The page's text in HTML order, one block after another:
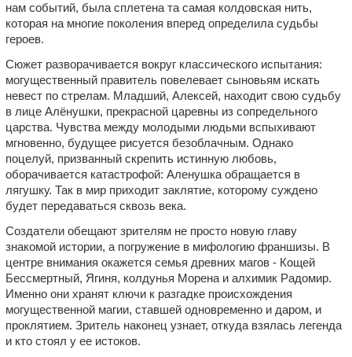
нам событий, была сплетена та самая колдовская нить,
которая на многие поколения вперед определила судьбы
героев.
Сюжет разворачивается вокруг классического испытания:
могущественный правитель повелевает сыновьям искать
невест по стрелам. Младший, Алексей, находит свою судьбу
в лице Алёнушки, прекрасной царевны из сопредельного
царства. Чувства между молодыми людьми вспыхивают
мгновенно, будущее рисуется безоблачным. Однако
поцелуй, призванный скрепить истинную любовь,
оборачивается катастрофой: Аленушка обращается в
лягушку. Так в мир приходит заклятие, которому суждено
будет передаваться сквозь века.
Создатели обещают зрителям не просто новую главу
знакомой истории, а погружение в мифологию франшизы. В
центре внимания окажется семья древних магов - Кощей
Бессмертный, Ягиня, колдунья Морена и алхимик Радомир.
Именно они хранят ключи к разгадке происхождения
могущественной магии, ставшей одновременно и даром, и
проклятием. Зритель наконец узнает, откуда взялась легенда
и кто стоял у ее истоков.